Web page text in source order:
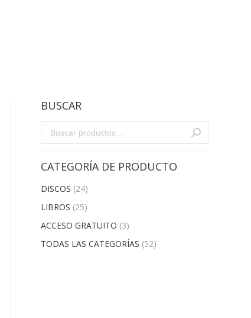
BUSCAR
CATEGORÍA DE PRODUCTO
DISCOS (24)
LIBROS (25)
ACCESO GRATUITO (3)
TODAS LAS CATEGORÍAS (52)